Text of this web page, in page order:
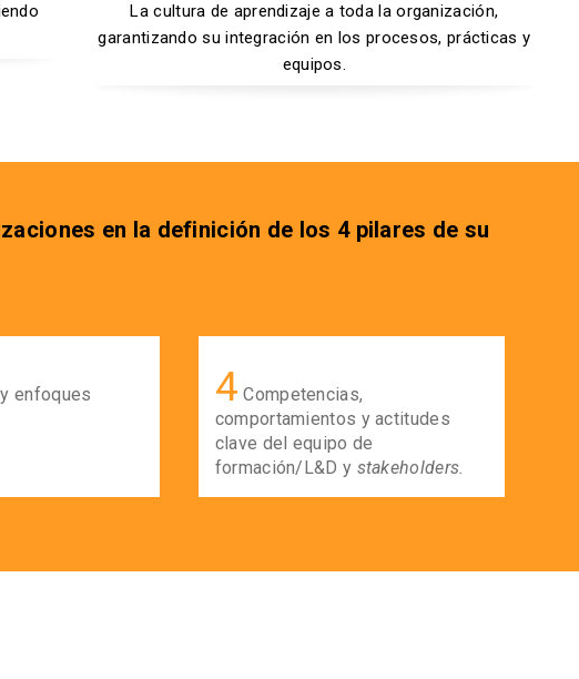
La cultura de aprendizaje a toda la organización,
garantizando su integración en los procesos, prácticas y
equipos.
en la definición de los 4 pilares de su
enfoques
4 Competencias,
comportamientos y actitudes
clave del equipo de
formación/L&D y stakeholders.